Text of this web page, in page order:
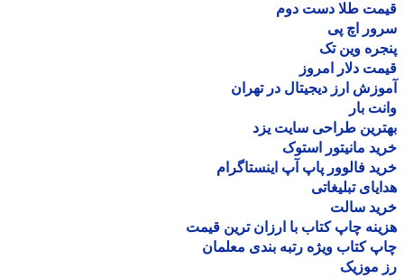
طلا دست دوم
اچ پی
وین تک
دلار امروز
ارز دیجیتال در تهران
بار
طراحی سایت یزد
مانیتور استوک
فالوور پاپ آپ اینستاگرام
تبلیغاتی
سالت
چاپ کتاب با ارزان ترین قیمت
کتاب ویژه رتبه بندی معلمان
موزیک